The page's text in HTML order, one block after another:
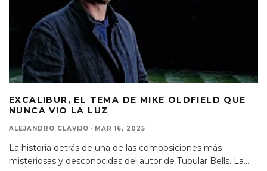
EXCALIBUR, EL TEMA DE MIKE OLDFIELD QUE
NUNCA VIO LA LUZ
ALEJANDRO CLAVIJO · MAR 16, 2025
La historia detrás de una de las composiciones más
misteriosas y desconocidas del autor de Tubular Bells. La...